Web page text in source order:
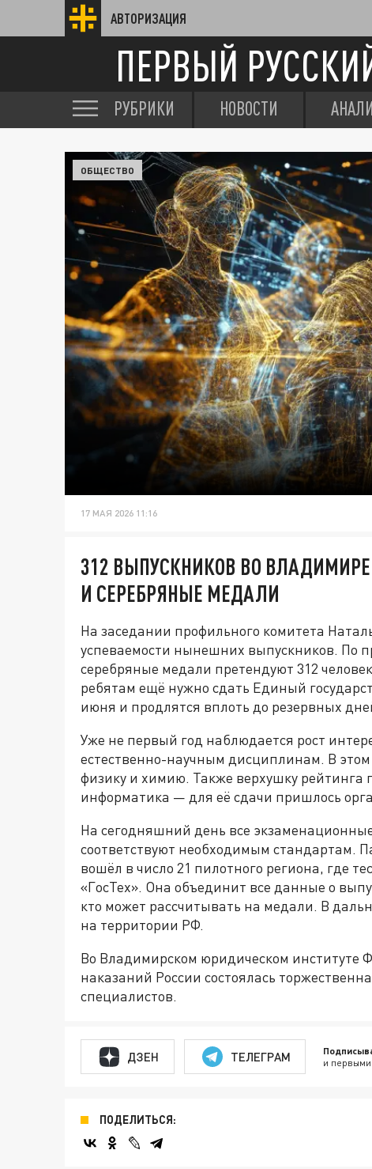
АВТОРИЗАЦИЯ
ПЕРВЫЙ
РУБРИКИ НОВОСТИ
ОБЩЕСТВО
17 МАЯ 2026 11:16
312 ВЫПУСКНИКОВ ВО
И СЕРЕБРЯНЫЕ МЕДАЛИ
На заседании профильного комитета
успеваемости нынешних выпускников. По
серебряные медали претендуют 312
ребятам ещё нужно сдать Единый
июня и продлятся вплоть до резервных
Уже не первый год наблюдается рост
естественно-научным дисциплинам. В
физику и химию. Также верхушку рейтинга
информатика — для её сдачи пришлось
На сегодняшний день все
соответствуют необходимым стандартам.
вошёл в число 21 пилотного региона, где
«ГосТех». Она объединит все данные о
кто может рассчитывать на медали. В
на территории РФ.
Во Владимирском юридическом институте
наказаний России состоялась
специалистов.
ДЗЕН ТЕЛЕГРАМ и первыми
ПОДЕЛИТЬСЯ: